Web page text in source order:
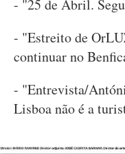
- "25 de Abril.
- "Estreito de
continuar no
- "Entrevista/
Lisboa não é a